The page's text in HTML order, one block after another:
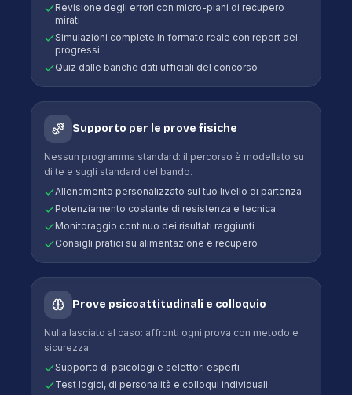
Revisione degli errori con micro-piani di recupero
mirati
Simulazioni complete in formato reale con report dei
progressi
Quiz dalle banche dati ufficiali del concorso
Supporto per le prove fisiche
Nessun programma standard: il percorso è modellato su
di te e sugli standard del bando.
Allenamento personalizzato sul tuo livello di partenza
Potenziamento costante di resistenza e tecnica
Monitoraggio continuo dei risultati raggiunti
Consigli pratici su alimentazione e recupero
Prove psicoattitudinali e colloquio
Nulla lasciato al caso: affronti ogni prova con metodo e
sicurezza.
Supporto di psicologi e selettori esperti
Test logici, di personalità e colloqui individuali